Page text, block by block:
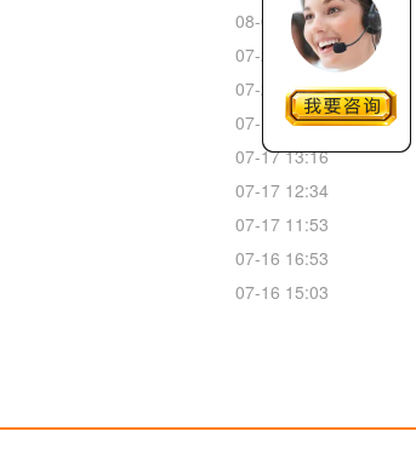
08-05 08:56
07-20 20:03
07-20 19:34
07-17 16:33
07-17 13:16
07-17 12:34
07-17 11:53
07-16 16:53
07-16 15:03